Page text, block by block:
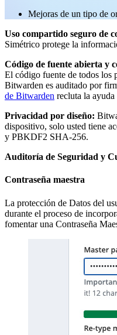
Mejoras de un tipo de
Uso compartido seguro de
Simétrico protege la
Código de fuente abierta y
El código fuente de todos los
Bitwarden es auditado por
de Bitwarden recluta la
Privacidad por diseño:
dispositivo, solo usted tiene
y PBKDF2 SHA-256.
Auditoría de Seguridad y
Contraseña maestra
La protección de Datos del
durante el proceso de
fomentar una Contraseña